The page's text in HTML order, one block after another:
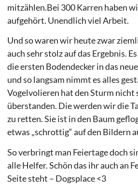
mitzählen.Bei 300 Karren haben
aufgehört. Unendlich viel Arbeit.
Und so waren wir heute zwar
auch sehr stolz auf das Ergebnis.
die ersten Bodendecker in das
und so langsam nimmt es alles
Vogelvolieren hat den Sturm nicht
überstanden. Die werden wir die
zu retten. Sie ist in den Baum
etwas „schrottig“ auf den Bildern
So verbringt man Feiertage doch
alle Helfer. Schön das ihr auch an
Seite steht – Dogsplace <3